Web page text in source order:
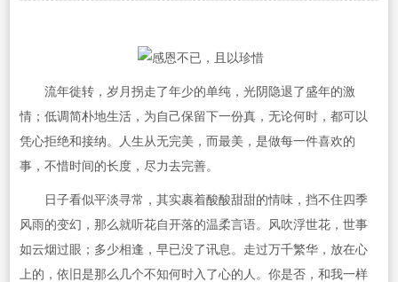
流年徙转，岁月拐走了年少的单纯，光阴隐退了盛年的激
情；低调简朴地生活，为自己保留下一份真，无论何时，都可以
凭心拒绝和接纳。人生从无完美，而最美，是做每一件喜欢的
事，不惜时间的长度，尽力去完善。
日子看似平淡寻常，其实裹着酸酸甜甜的情味，挡不住四季
风雨的变幻，那么就听花自开落的温柔言语。风吹浮世花，世事
如云烟过眼；多少相逢，早已没了讯息。走过万千繁华，放在心
上的，依旧是那么几个不知何时入了心的人。你是否，和我一样